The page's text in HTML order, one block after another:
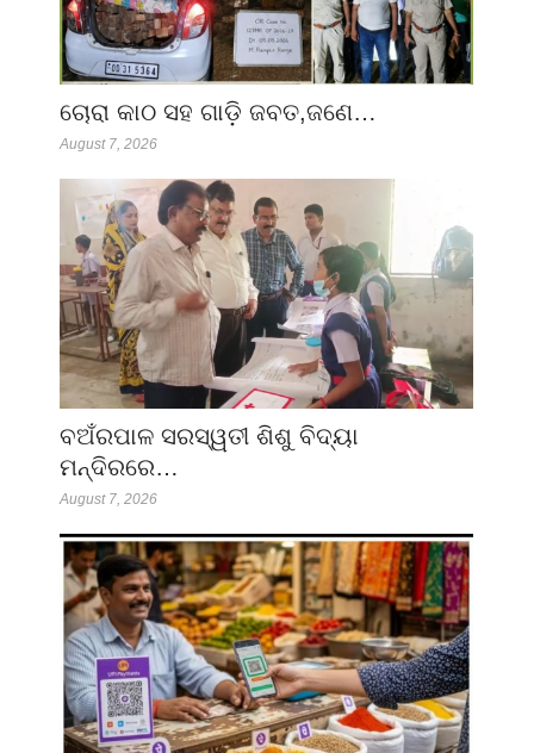
ଚୋରା କାଠ ସହ ଗାଡ଼ି ଜବତ,ଜଣେ…
August 7, 2026
ବଅଁରପାଳ ସରସ୍ୱତୀ ଶିଶୁ ବିଦ୍ୟା
ମନ୍ଦିରରେ…
August 7, 2026